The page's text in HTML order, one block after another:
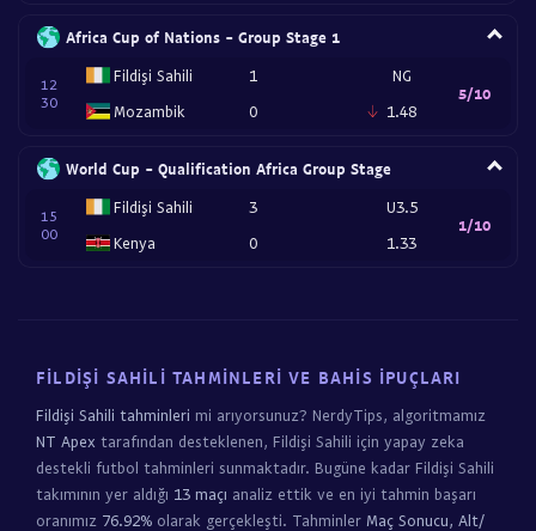
Africa Cup of Nations - Group Stage 1
12
30
Fildişi Sahili
Mozambik
1
0
NG
1.48
5/10
World Cup - Qualification Africa Group Stage
15
00
Fildişi Sahili
Kenya
3
0
U3.5
1.33
1/10
FILDIŞI SAHILI TAHMINLERI VE BAHIS İPUÇLARI
Fildişi Sahili tahminleri mi arıyorsunuz? NerdyTips, algoritmamız
NT Apex tarafından desteklenen, Fildişi Sahili için yapay zeka
destekli futbol tahminleri sunmaktadır. Bugüne kadar Fildişi Sahili
takımının yer aldığı 13 maçı analiz ettik ve en iyi tahmin başarı
oranımız 76.92% olarak gerçekleşti. Tahminler Maç Sonucu, Alt/